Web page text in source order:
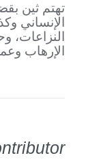
تهتم ثين
الإنساني
النزاعات،
الإرهاب